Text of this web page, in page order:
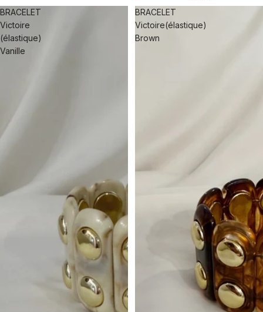
BRACELET
Victoire
(élastique)
Vanille
BRACELET
Victoire(élastique)
Brown